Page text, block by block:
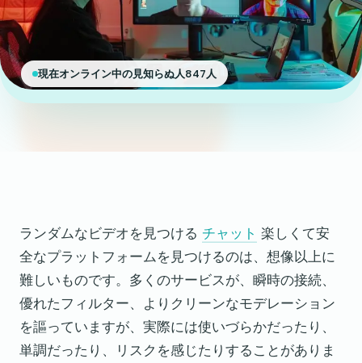
現在オンライン中の見知らぬ人847人
ランダムなビデオを見つける チャット 楽しくて安
全なプラットフォームを見つけるのは、想像以上に
難しいものです。多くのサービスが、瞬時の接続、
優れたフィルター、よりクリーンなモデレーション
を謳っていますが、実際には使いづらかだったり、
単調だったり、リスクを感じたりすることがありま